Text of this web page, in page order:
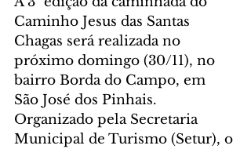
Caminho Jesus das Santas
Chagas será realizada no
próximo domingo (30/11), no
bairro Borda do Campo, em
São José dos Pinhais.
Organizado pela Secretaria
Municipal de Turismo (Setur), o